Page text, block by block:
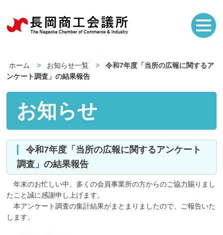
ホーム お知らせ一覧
令和7年度「当所の広報に関するア
ンケート調査」の結果報告
お知らせ
令和7年度「当所の広報に関するアンケート
調査」の結果報告
年末のお忙しい中、多くの会員事業所の方からのご協力賜りまし
たこと誠に感謝申し上げます。
本アンケート調査の集計結果がまとまりましたので、ご報告いた
します。